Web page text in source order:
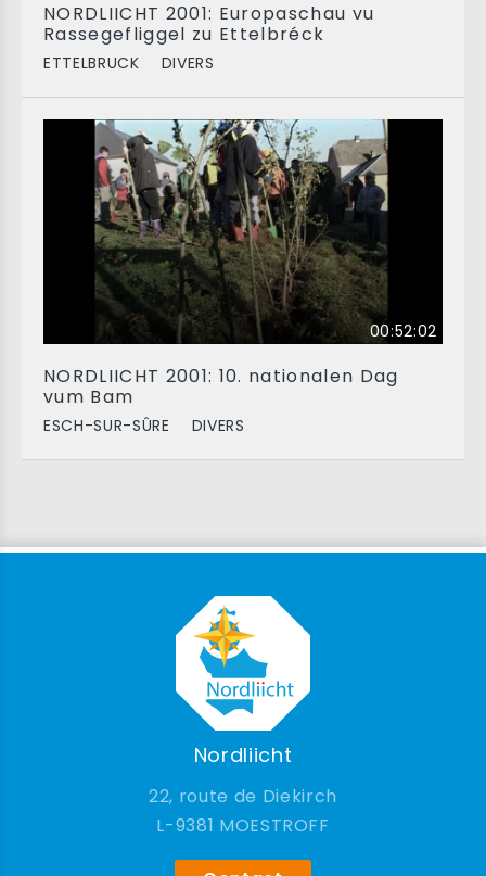
NORDLIICHT 2001: Europaschau vu
Rassegefliggel zu Ettelbréck
ETTELBRUCK DIVERS
00:52:02
NORDLIICHT 2001: 10. nationalen Dag
vum Bam
ESCH-SUR-SÛRE DIVERS
Nordliicht
22, route de Diekirch
9381 MOESTROFF